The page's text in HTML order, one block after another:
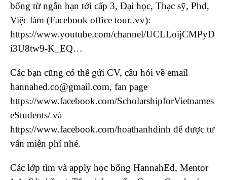
bổng từ ngắn hạn tới cấp 3, Đại học, Thạc sỹ, Phd,
Việc làm (Facebook office tour..vv):
https://www.youtube.com/channel/UCLLoijCMPyD
i3U8tw9-K_EQ…
Các bạn cũng có thể gửi CV, câu hỏi về email
hannahed.co@gmail.com, fan page
https://www.facebook.com/ScholarshipforVietnames
eStudents/ và
https://www.facebook.com/hoathanhdinh để được tư
vấn miễn phí nhé.
Các lớp tìm và apply học bổng HannahEd, Mentor